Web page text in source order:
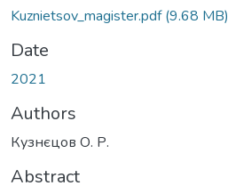
Kuznietsov_magister.pdf(9.68 MB)
Date
2021
Authors
Кузнєцов О. Р.
Abstract